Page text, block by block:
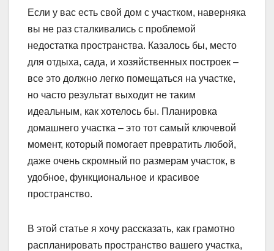
Если у вас есть свой дом с участком, наверняка
вы не раз сталкивались с проблемой
недостатка пространства. Казалось бы, место
для отдыха, сада, и хозяйственных построек –
все это должно легко помещаться на участке,
но часто результат выходит не таким
идеальным, как хотелось бы. Планировка
домашнего участка – это тот самый ключевой
момент, который помогает превратить любой,
даже очень скромный по размерам участок, в
удобное, функциональное и красивое
пространство.
В этой статье я хочу рассказать, как грамотно
распланировать пространство вашего участка,